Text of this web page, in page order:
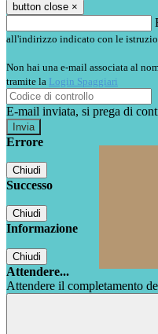
button close ×
all'indirizzo indicato con le
Non hai una e-mail associata al
tramite la Login Spaggiari
E-mail inviata, si prega di
Errore
Chiudi
Successo
Chiudi
Informazione
Chiudi
Attendere...
Attendere il completamento